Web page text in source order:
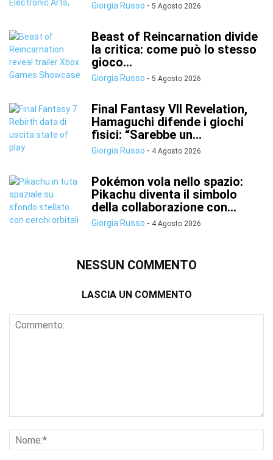
Giorgia Russo - 5 Agosto 2026
Beast of Reincarnation divide
la critica: come può lo stesso
gioco...
Giorgia Russo - 5 Agosto 2026
Final Fantasy VII Revelation,
Hamaguchi difende i giochi
fisici: “Sarebbe un...
Giorgia Russo - 4 Agosto 2026
Pokémon vola nello spazio:
Pikachu diventa il simbolo
della collaborazione con...
Giorgia Russo - 4 Agosto 2026
NESSUN COMMENTO
LASCIA UN COMMENTO